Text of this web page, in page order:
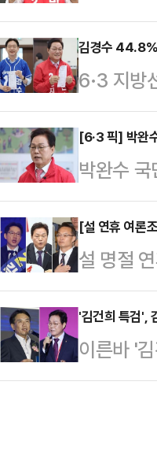
성공했다
기준
다. 두 후
자정부터
시간 만
승리했다
김경수
6·3 지방
어민주당
것으로
혼전 양
18~19일
를 지지
기록했다
보당 …
[6·3 픽] 박완
박완수
6월 지방
민과 함
날 창원
성지에서
"경남이
법도 힘
하는 세
[설 연휴 여론
설 명절
여론조사
완수 현
이스탯리
도지사
'김건희 특검',
이른바 '
별자치도